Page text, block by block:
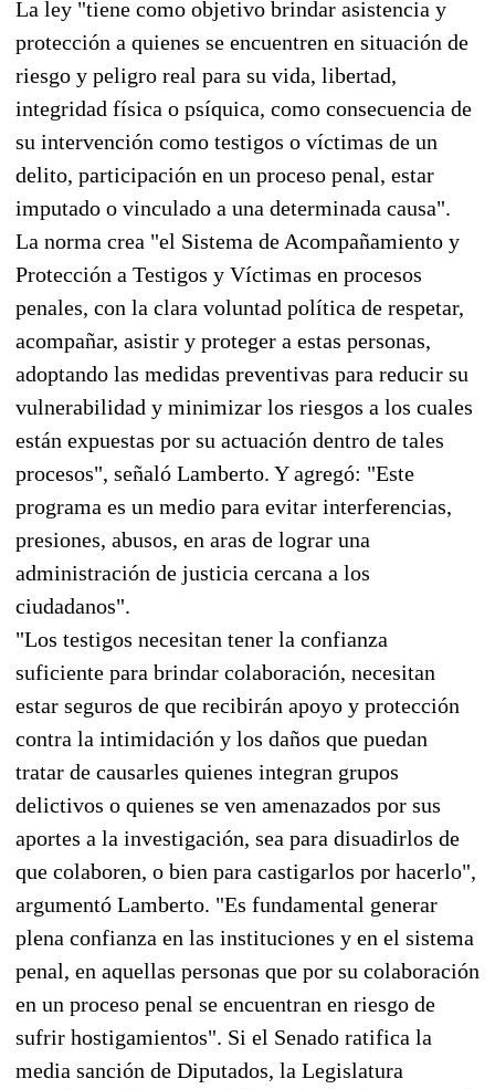
La ley "tiene como objetivo brindar asistencia y
protección a quienes se encuentren en situación de
riesgo y peligro real para su vida, libertad,
integridad física o psíquica, como consecuencia de
su intervención como testigos o víctimas de un
delito, participación en un proceso penal, estar
imputado o vinculado a una determinada causa".
La norma crea "el Sistema de Acompañamiento y
Protección a Testigos y Víctimas en procesos
penales, con la clara voluntad política de respetar,
acompañar, asistir y proteger a estas personas,
adoptando las medidas preventivas para reducir su
vulnerabilidad y minimizar los riesgos a los cuales
están expuestas por su actuación dentro de tales
procesos", señaló Lamberto. Y agregó: "Este
programa es un medio para evitar interferencias,
presiones, abusos, en aras de lograr una
administración de justicia cercana a los
ciudadanos".
"Los testigos necesitan tener la confianza
suficiente para brindar colaboración, necesitan
estar seguros de que recibirán apoyo y protección
contra la intimidación y los daños que puedan
tratar de causarles quienes integran grupos
delictivos o quienes se ven amenazados por sus
aportes a la investigación, sea para disuadirlos de
que colaboren, o bien para castigarlos por hacerlo",
argumentó Lamberto. "Es fundamental generar
plena confianza en las instituciones y en el sistema
penal, en aquellas personas que por su colaboración
en un proceso penal se encuentran en riesgo de
sufrir hostigamientos". Si el Senado ratifica la
media sanción de Diputados, la Legislatura